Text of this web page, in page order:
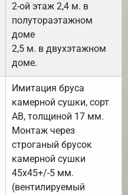
2-ой этаж 2,4 м. в
полутораэтажном
доме
2,5 м. в двухэтажном
доме.
Имитация бруса
камерной сушки, сорт
АВ, толщиной 17 мм.
Монтаж через
строганый брусок
камерной сушки
45х45+/-5 мм.
(вентилируемый